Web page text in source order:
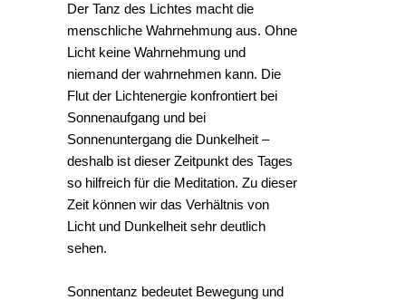
Der Tanz des Lichtes macht die
menschliche Wahrnehmung aus. Ohne
Licht keine Wahrnehmung und
niemand der wahrnehmen kann. Die
Flut der Lichtenergie konfrontiert bei
Sonnenaufgang und bei
Sonnenuntergang die Dunkelheit –
deshalb ist dieser Zeitpunkt des Tages
so hilfreich für die Meditation. Zu dieser
Zeit können wir das Verhältnis von
Licht und Dunkelheit sehr deutlich
sehen.
Sonnentanz bedeutet Bewegung und